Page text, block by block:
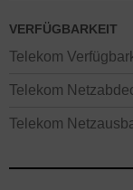
VERFÜGBARKEIT
Telekom
Telekom
Telekom